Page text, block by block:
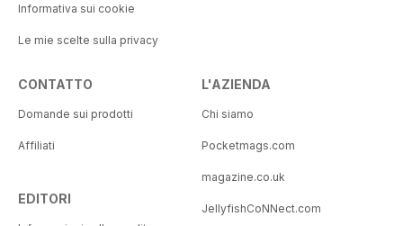
Informativa sui cookie
Le mie scelte sulla privacy
CONTATTO
Domande sui prodotti
Affiliati
EDITORI
L'AZIENDA
Chi siamo
Pocketmags.com
magazine.co.uk
JellyfishCoNNect.com